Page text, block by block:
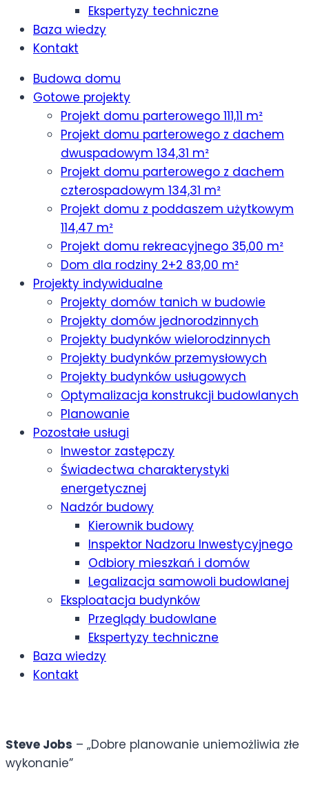
Ekspertyzy techniczne
Baza wiedzy
Kontakt
Budowa domu
Gotowe projekty
Projekt domu parterowego 111,11 m²
Projekt domu parterowego z dachem
dwuspadowym 134,31 m²
Projekt domu parterowego z dachem
czterospadowym 134,31 m²
Projekt domu z poddaszem użytkowym
114,47 m²
Projekt domu rekreacyjnego 35,00 m²
Dom dla rodziny 2+2 83,00 m²
Projekty indywidualne
Projekty domów tanich w budowie
Projekty domów jednorodzinnych
Projekty budynków wielorodzinnych
Projekty budynków przemysłowych
Projekty budynków usługowych
Optymalizacja konstrukcji budowlanych
Planowanie
Pozostałe usługi
Inwestor zastępczy
Świadectwa charakterystyki
energetycznej
Nadzór budowy
Kierownik budowy
Inspektor Nadzoru Inwestycyjnego
Odbiory mieszkań i domów
Legalizacja samowoli budowlanej
Eksploatacja budynków
Przeglądy budowlane
Ekspertyzy techniczne
Baza wiedzy
Kontakt
Steve Jobs – „Dobre planowanie uniemożliwia złe
wykonanie”